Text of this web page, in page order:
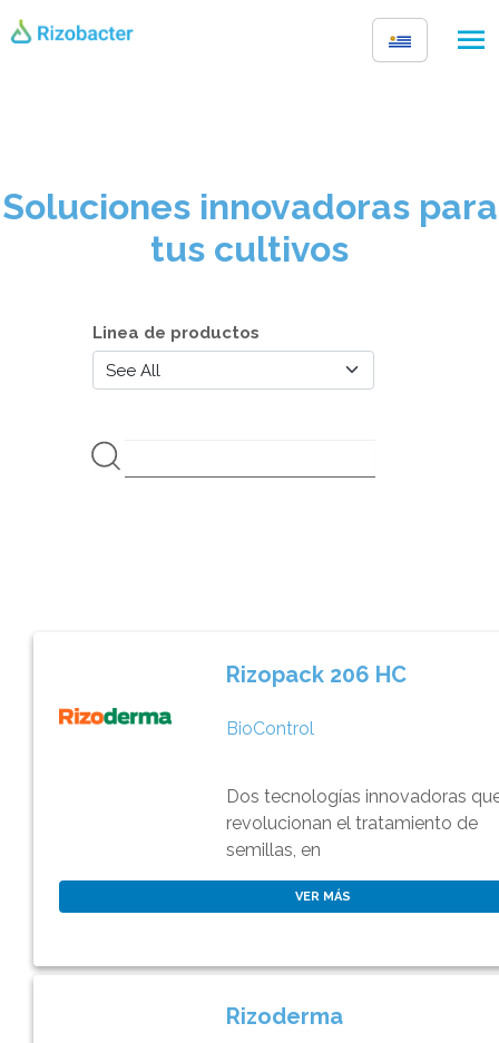
Soluciones innovadoras para
tus cultivos
Linea de productos
Rizopack 206 HC
BioControl
Dos tecnologías innovadoras
revolucionan el tratamiento de
semillas, en
VER MÁS
Rizoderma